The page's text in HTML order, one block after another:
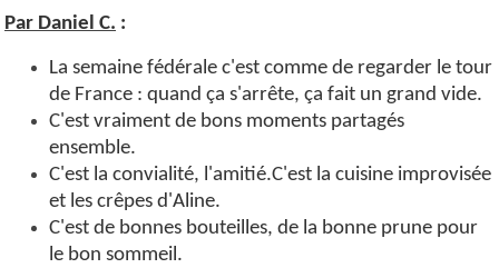
Par Daniel C. :
La semaine fédérale c'est comme de regarder le tour
de France : quand ça s'arrête, ça fait un grand vide.
C'est vraiment de bons moments partagés
ensemble.
C'est la convialité, l'amitié.C'est la cuisine improvisée
et les crêpes d'Aline.
C'est de bonnes bouteilles, de la bonne prune pour
le bon sommeil.